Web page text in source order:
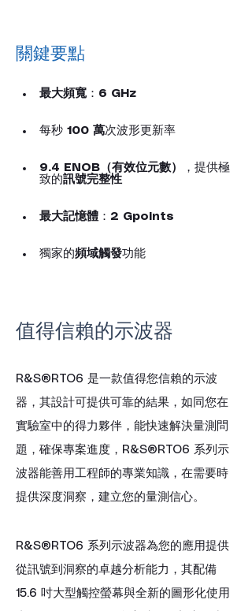
關鍵要點
最大頻寬 ： 6 GHz
每秒 100 萬次波形更新率
9.4 ENOB（有效位元數）
，提供極
致的訊號完整性
最大記憶體 ： 2 Gpoints
獨家的頻域觸發功能
值得信賴的示波器
R&S®RTO6 是一款值得您信賴的示波
器，其設計可提供可靠的結果，如同您在
實驗室中的得力夥伴，能快速解決量測問
題，確保專案進度，R&S®RTO6 系列示
波器能善用工程師的專業知識，在需要時
提供深度洞察，建立您的量測信心。
R&S®RTO6 系列示波器為您的應用提供
從訊號到洞察的卓越分析能力，其配備
15.6 吋大型觸控螢幕與全新的圖形化使用